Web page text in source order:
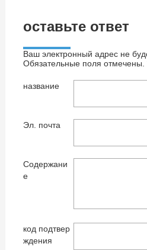
оставьте ответ
Ваш электронный адрес не
Обязательные поля отмечены.
название
Эл. почта
Содержани
е
код подтвер
ждения